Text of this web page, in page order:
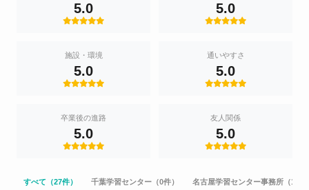
5.0 5.0
施設・環境
5.0
通いやすさ
5.0
卒業後の進路
5.0
友人関係
5.0
すべて（27件） 千葉学習センター（0件） 名古屋学習センター事務所（1件